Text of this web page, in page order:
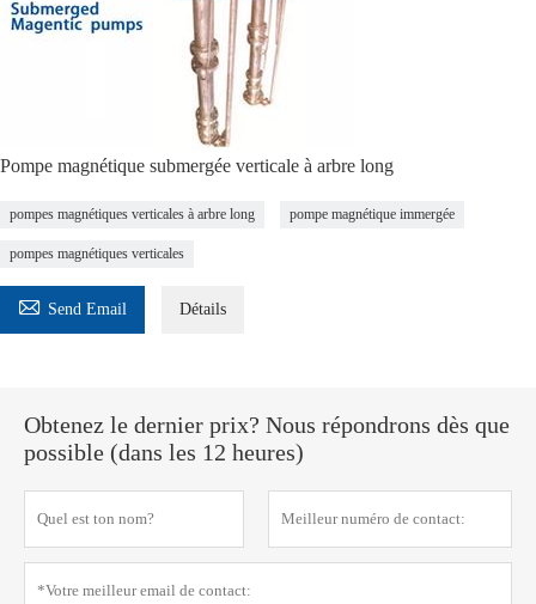
Pompe magnétique submergée verticale à arbre long
pompes magnétiques verticales à arbre long pompe magnétique immergée
pompes magnétiques verticales
 Send Email Détails
Obtenez le dernier prix? Nous répondrons dès que
possible (dans les 12 heures)